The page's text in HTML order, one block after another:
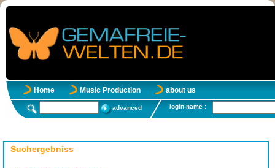
Home Music Production about us
advanced login-name :
Suchergebniss